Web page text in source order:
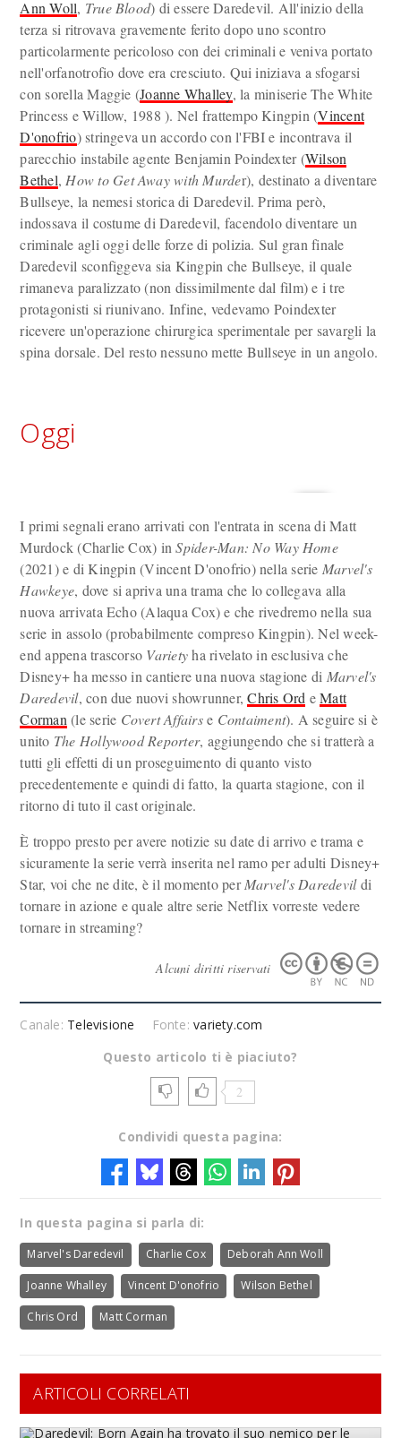
Ann Woll, True Blood) di essere Daredevil. All'inizio della
terza si ritrovava gravemente ferito dopo uno scontro
particolarmente pericoloso con dei criminali e veniva portato
nell'orfanotrofio dove era cresciuto. Qui iniziava a sfogarsi
con sorella Maggie (Joanne Whalley, la miniserie The White
Princess e Willow, 1988 ). Nel frattempo Kingpin (Vincent
D'onofrio) stringeva un accordo con l'FBI e incontrava il
parecchio instabile agente Benjamin Poindexter (Wilson
Bethel, How to Get Away with Murder), destinato a diventare
Bullseye, la nemesi storica di Daredevil. Prima però,
indossava il costume di Daredevil, facendolo diventare un
criminale agli oggi delle forze di polizia. Sul gran finale
Daredevil sconfiggeva sia Kingpin che Bullseye, il quale
rimaneva paralizzato (non dissimilmente dal film) e i tre
protagonisti si riunivano. Infine, vedevamo Poindexter
ricevere un'operazione chirurgica sperimentale per savargli la
spina dorsale. Del resto nessuno mette Bullseye in un angolo.
Oggi
I primi segnali erano arrivati con l'entrata in scena di Matt
Murdock (Charlie Cox) inSpider-Man: No Way Home
(2021) e di Kingpin (Vincent D'onofrio) nella serie Marvel's
Hawkeye, dove si apriva una trama che lo collegava alla
nuova arrivata Echo (Alaqua Cox) e che rivedremo nella sua
serie in assolo (probabilmente compreso Kingpin). Nel week-
end appena trascorso Varietyha rivelato in esclusiva che
Disney+ ha messo in cantiere una nuova stagione di Marvel's
Daredevil, con due nuovi showrunner,Chris Ord eMatt
Corman (le serie Covert Affairse Contaiment). A seguire si è
unito The Hollywood Reporter, aggiungendo che si tratterà a
tutti gli effetti di un proseguimento di quanto visto
precedentemente e quindi di fatto, la quarta stagione, con il
ritorno di tuto il cast originale.
È troppo presto per avere notizie su date di arrivo e trama e
sicuramente la serie verrà inserita nel ramo per adulti Disney+
Star, voi che ne dite, è il momento perMarvel's Daredevildi
tornare in azione e quale altre serie Netflix vorreste vedere
tornare in streaming?
Alcuni diritti riservati
Canale: Televisione Fonte:variety.com
Questo articolo ti è piaciuto?
2
Condividi questa pagina:
In questa pagina si parla di:
Marvel's Daredevil Charlie Cox Deborah Ann Woll
Joanne Whalley Vincent D'onofrio Wilson Bethel
Chris Ord Matt Corman
ARTICOLI CORRELATI